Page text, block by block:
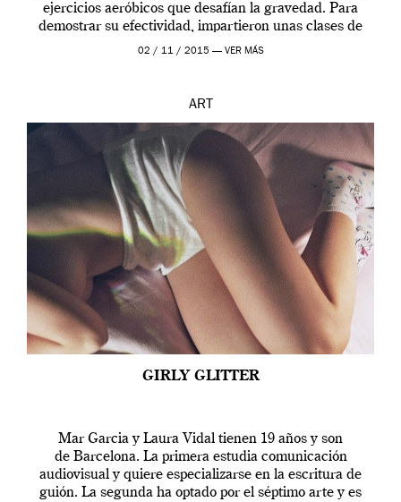
ejercicios aeróbicos que desafían la gravedad. Para
demostrar su efectividad, impartieron unas clases de
prueba en el Tate […]
02 / 11 / 2015 — VER MÁS
ART
GIRLY GLITTER
Mar Garcia y Laura Vidal tienen 19 años y son
de Barcelona. La primera estudia comunicación
audiovisual y quiere especializarse en la escritura de
guión. La segunda ha optado por el séptimo arte y es